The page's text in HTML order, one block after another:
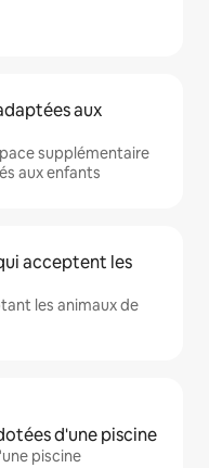
aux
supplémentaire
aux enfants
acceptent les
les animaux de
d'une piscine
piscine